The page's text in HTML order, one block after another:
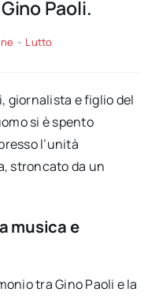
Paoli.
- Lutto
giornalista e figlio del
si è spento
l’unità
stroncato da un
musica e
tra Gino Paoli e la